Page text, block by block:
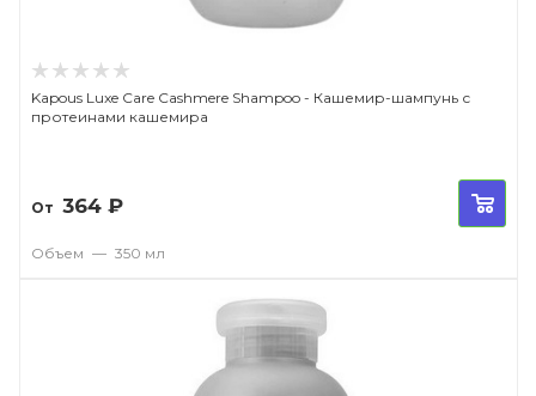
Kapous Luxe Care Cashmere Shampoo - Кашемир-шампунь с
протеинами кашемира
От 364 ₽
Объем — 350 мл